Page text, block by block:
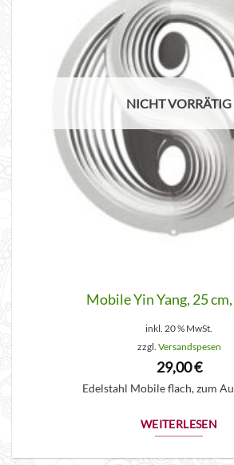
NICHT VORRÄTIG
Mobile Yin Yang, 25
inkl. 20 % MwSt.
zzgl. Versandspesen
29,00€
Edelstahl Mobile flach, zum
WEITERLESEN